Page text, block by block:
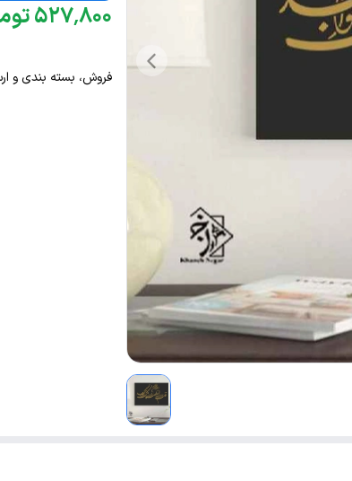
۵۲۷٬۸۰۰
فروش، بسته بندی و